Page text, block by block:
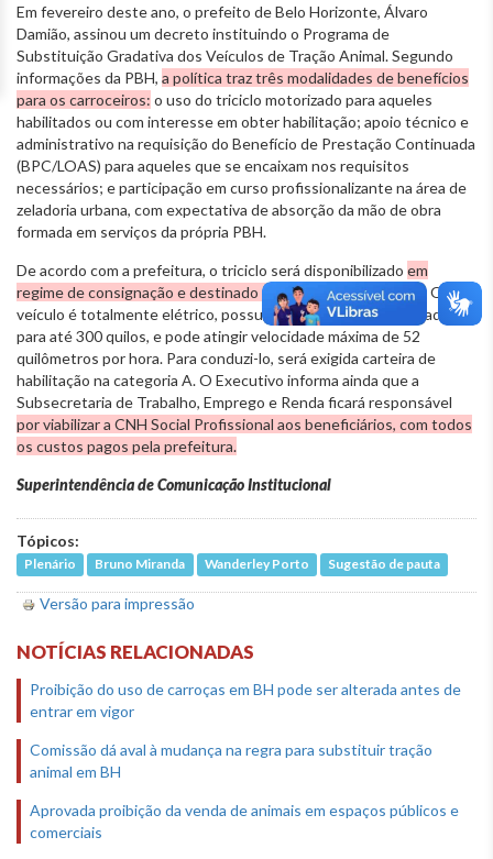
Em fevereiro deste ano, o prefeito de Belo Horizonte, Álvaro
Damião, assinou um decreto instituindo o Programa de
Substituição Gradativa dos Veículos de Tração Animal. Segundo
informações da PBH, a política traz três modalidades de benefícios
para os carroceiros: o uso do triciclo motorizado para aqueles
habilitados ou com interesse em obter habilitação; apoio técnico e
administrativo na requisição do Benefício de Prestação Continuada
(BPC/LOAS) para aqueles que se encaixam nos requisitos
necessários; e participação em curso profissionalizante na área de
zeladoria urbana, com expectativa de absorção da mão de obra
formada em serviços da própria PBH.
De acordo com a prefeitura, o triciclo será disponibilizado em
regime de consignação e destinado a atividades específicas . O
veículo é totalmente elétrico, possui carroceria com capacidade
para até 300 quilos, e pode atingir velocidade máxima de 52
quilômetros por hora. Para conduzi-lo, será exigida carteira de
habilitação na categoria A. O Executivo informa ainda que a
Subsecretaria de Trabalho, Emprego e Renda ficará responsável
por viabilizar a CNH Social Profissional aos beneficiários, com todos
os custos pagos pela prefeitura.
Superintendência de Comunicação Institucional
Tópicos:
Plenário Bruno Miranda Wanderley Porto Sugestão de pauta
Versão para impressão
NOTÍCIAS RELACIONADAS
Proibição do uso de carroças em BH pode ser alterada antes de
entrar em vigor
Comissão dá aval à mudança na regra para substituir tração
animal em BH
Aprovada proibição da venda de animais em espaços públicos e
comerciais